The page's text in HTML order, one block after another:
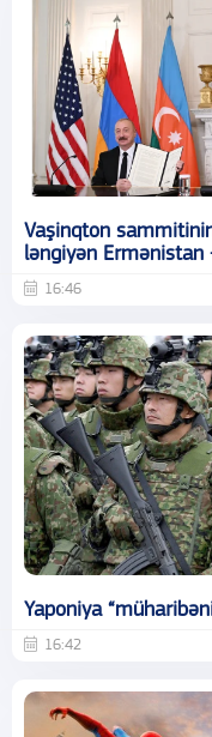
Vaşinqton
ləngiyən Ermənistan
16:46
Yaponiya
16:42